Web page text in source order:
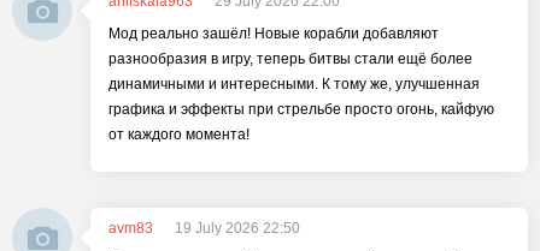
Мод реально зашёл! Новые корабли добавляют
разнообразия в игру, теперь битвы стали ещё более
динамичными и интересными. К тому же, улучшенная
графика и эффекты при стрельбе просто огонь, кайфую
от каждого момента!
avm83
19 July 2026 22:50